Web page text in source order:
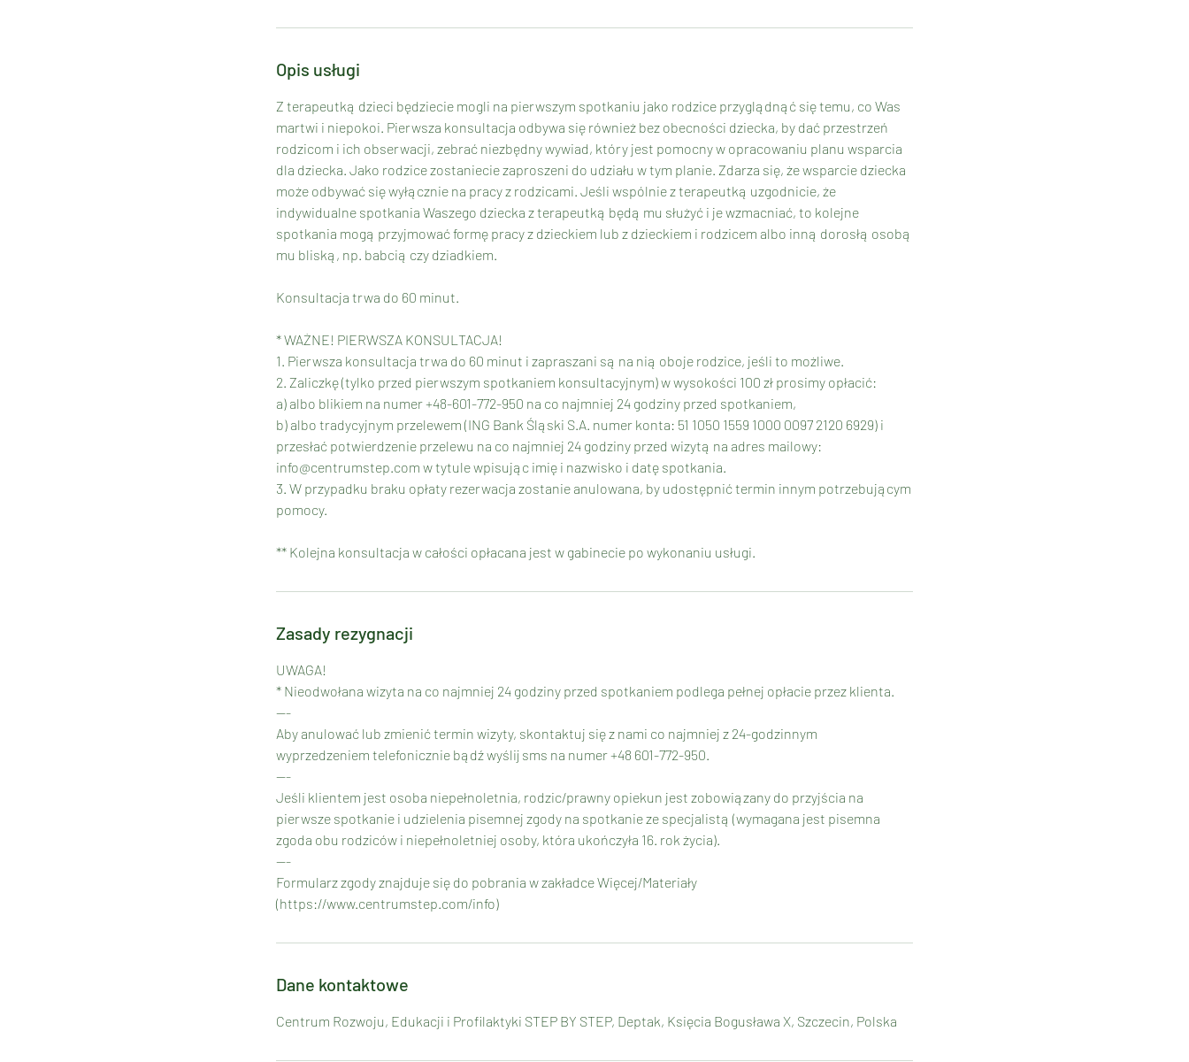
Opis usługi
Z terapeutką dzieci będziecie mogli na pierwszym spotkaniu jako rodzice przyglądnąć się temu, co Was
martwi i niepokoi. Pierwsza konsultacja odbywa się również bez obecności dziecka, by dać przestrzeń
rodzicom i ich obserwacji, zebrać niezbędny wywiad, który jest pomocny w opracowaniu planu wsparcia
dla dziecka. Jako rodzice zostaniecie zaproszeni do udziału w tym planie. Zdarza się, że wsparcie dziecka
może odbywać się wyłącznie na pracy z rodzicami. Jeśli wspólnie z terapeutką uzgodnicie, że
indywidualne spotkania Waszego dziecka z terapeutką będą mu służyć i je wzmacniać, to kolejne
spotkania mogą przyjmować formę pracy z dzieckiem lub z dzieckiem i rodzicem albo inną dorosłą osobą
mu bliską, np. babcią czy dziadkiem.
Konsultacja trwa do 60 minut.
* WAŻNE! PIERWSZA KONSULTACJA!
1. Pierwsza konsultacja trwa do 60 minut i zapraszani są na nią oboje rodzice, jeśli to możliwe.
2. Zaliczkę (tylko przed pierwszym spotkaniem konsultacyjnym) w wysokości 100 zł prosimy opłacić:
a) albo blikiem na numer +48-601-772-950 na co najmniej 24 godziny przed spotkaniem,
b) albo tradycyjnym przelewem (ING Bank Śląski S.A. numer konta: 51 1050 1559 1000 0097 2120 6929) i
przesłać potwierdzenie przelewu na co najmniej 24 godziny przed wizytą na adres mailowy:
info@centrumstep.com w tytule wpisując imię i nazwisko i datę spotkania.
3. W przypadku braku opłaty rezerwacja zostanie anulowana, by udostępnić termin innym potrzebującym
pomocy.
** Kolejna konsultacja w całości opłacana jest w gabinecie po wykonaniu usługi.
Zasady rezygnacji
UWAGA!
* Nieodwołana wizyta na co najmniej 24 godziny przed spotkaniem podlega pełnej opłacie przez klienta.
---
Aby anulować lub zmienić termin wizyty, skontaktuj się z nami co najmniej z 24-godzinnym
wyprzedzeniem telefonicznie bądź wyślij sms na numer +48 601-772-950.
---
Jeśli klientem jest osoba niepełnoletnia, rodzic/prawny opiekun jest zobowiązany do przyjścia na
pierwsze spotkanie i udzielenia pisemnej zgody na spotkanie ze specjalistą (wymagana jest pisemna
zgoda obu rodziców i niepełnoletniej osoby, która ukończyła 16. rok życia).
---
Formularz zgody znajduje się do pobrania w zakładce Więcej/Materiały
(https://www.centrumstep.com/info)
Dane kontaktowe
Centrum Rozwoju, Edukacji i Profilaktyki STEP BY STEP, Deptak, Księcia Bogusława X, Szczecin, Polska